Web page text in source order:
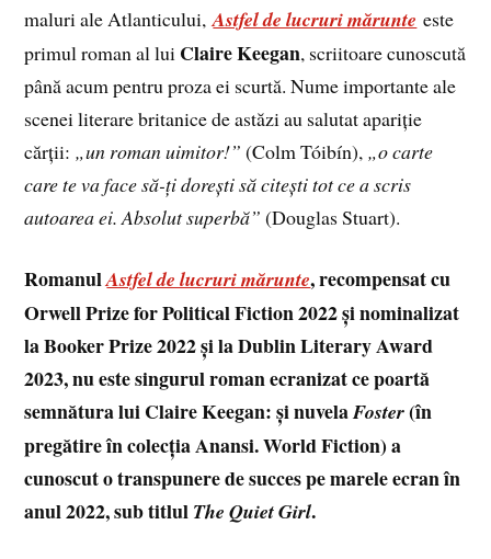
maluri ale Atlanticului, Astfel de lucruri mărunte este
primul roman al lui Claire Keegan, scriitoare cunoscută
până acum pentru proza ei scurtă. Nume importante ale
scenei literare britanice de astăzi au salutat apariție
cărții: „un roman uimitor!” (Colm Tóibín), „o carte
care te va face să-ți dorești să citești tot ce a scris
autoarea ei. Absolut superbă” (Douglas Stuart).
RomanulAstfel de lucruri mărunte, recompensat cu
Orwell Prize for Political Fiction 2022 și nominalizat
la Booker Prize 2022și la Dublin Literary Award
2023, nu este singurul roman ecranizat ce poartă
semnătura lui Claire Keegan: și nuvelaFoster(în
pregătire în colecția Anansi. World Fiction) a
cunoscut o transpunere de succes pe marele ecran în
anul 2022, sub titlul The Quiet Girl.